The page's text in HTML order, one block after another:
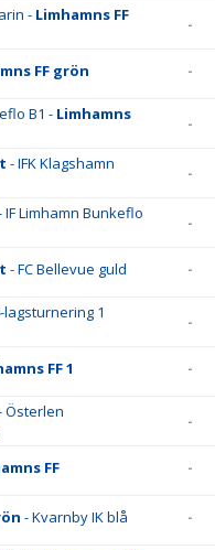
- Limhamns FF
-
FF grön -
B1 - Limhamns
-
- IFK Klagshamn
-
IF Limhamn Bunkeflo
-
- FC Bellevue guld -
lagsturnering 1
-
FF 1 -
Österlen
-
FF -
- Kvarnby IK blå -